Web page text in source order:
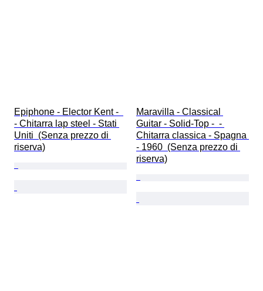
Epiphone - Elector Kent -
- Chitarra lap steel - Stati
Uniti  (Senza prezzo di
riserva)
Maravilla - Classical
Guitar - Solid-Top -  -
Chitarra classica - Spagna
- 1960  (Senza prezzo di
riserva)